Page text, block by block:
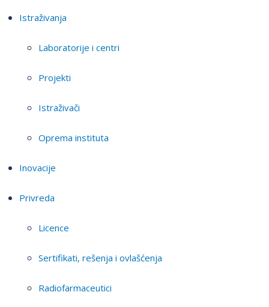
Istraživanja
Laboratorije i centri
Projekti
Istraživači
Oprema instituta
Inovacije
Privreda
Licence
Sertifikati, rešenja i ovlašćenja
Radiofarmaceutici